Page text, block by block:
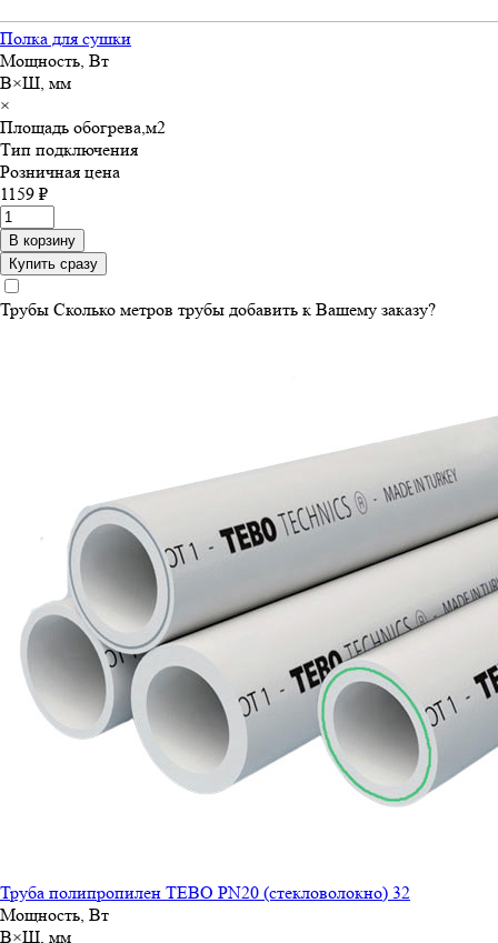
Полка для сушки
Мощность, Вт
В×Ш, мм
×
Площадь обогрева,м2
Тип подключения
Розничная цена
1159 ₽
В корзину
Купить сразу
Трубы Сколько метров трубы добавить к Вашему заказу?
Труба полипропилен TEBO PN20 (стекловолокно) 32
Мощность, Вт
В×Ш, мм